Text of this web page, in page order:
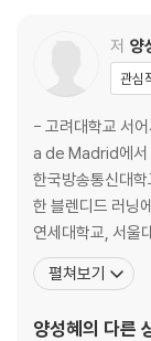
· Vocabulario y
· Gramatica y
LECCION3 ¿Que
· Temas y
· Vocabulario y
LECCION4
· Temas y
· Vocabulario y
저 양
관심
- 고려대학교 서
a de Madrid에서
한국방송통신대
한 블렌디드 러닝에 관한 논문으로
연세대학교, 서울대
> - 고등학교 기초스페인어 EL ESPANOL (공저, 2011, 천재교육) -
고등학교 스페인
펼쳐보기
양성혜의 다른